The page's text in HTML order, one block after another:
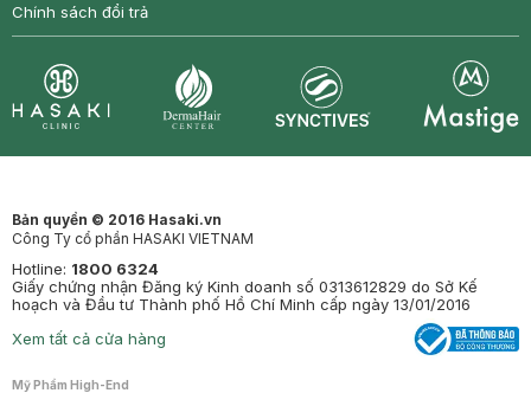
Chính sách đổi trả
Bản quyền © 2016 Hasaki.vn
Công Ty cổ phần HASAKI VIETNAM
Hotline: 1800 6324
Giấy chứng nhận Đăng ký Kinh doanh số 0313612829 do Sở Kế
hoạch và Đầu tư Thành phố Hồ Chí Minh cấp ngày 13/01/2016
Xem tất cả cửa hàng
Mỹ Phẩm High-End